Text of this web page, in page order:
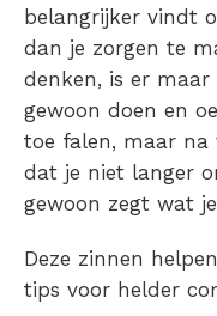
belangrijker vindt
dan je zorgen te
denken, is er
gewoon doen en
toe falen, maar na
dat je niet langer
gewoon zegt wat
Deze zinnen
tips voor helder